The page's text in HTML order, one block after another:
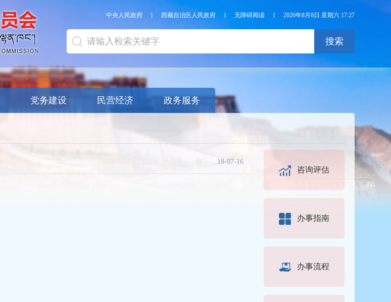
中央人民政府 西藏自治区人民政府 无障碍阅读 2026年8月8日 星期六 17:27
搜索
党务建设 民营经济 政务服务
18-07-16
咨询评估
办事指南
办事流程